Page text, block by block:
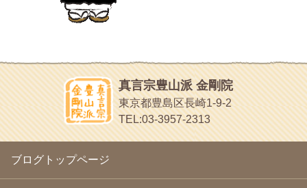
2010年10月(13)
(16)
2010年6月(18)
2010年5月(22)
2010年4月(25)
2010年3月
(22)
2010年2月(23)
2010年1月(23)
(18)
2009年11月
(20)
2009年10月(20)
日本人の繊細な体質にあわせた、やさしく気持ちよい鍼灸治療で
ほうげん日記
放言じゃなくて和尚さんの名前だよ
面白いサイトみつけたよ。
ヘェ～という感じ
chocolab.Air♪DIALY
ラブラドールのワンちゃんがかわいいよ
真言宗豊山派 金剛院
東京都豊島区長崎1-9-2
TEL:03-3957-2313
ブログトップページ